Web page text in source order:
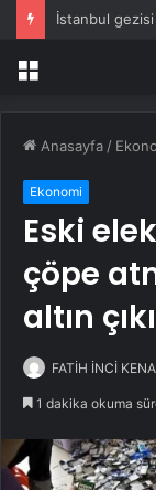
Menü
Anasayfa /
Ekonomi
Eski
çöpe
altın
FATİH İNCİ
1 dakika okuma